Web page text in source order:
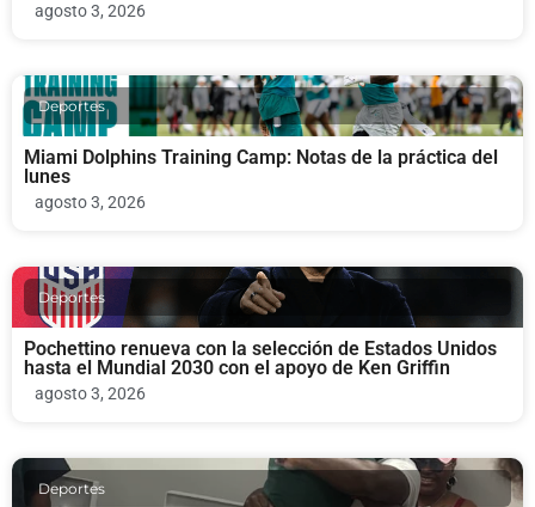
agosto 3, 2026
Deportes
Miami Dolphins Training Camp: Notas de la práctica del
lunes
agosto 3, 2026
Deportes
Pochettino renueva con la selección de Estados Unidos
hasta el Mundial 2030 con el apoyo de Ken Griffin
agosto 3, 2026
Deportes